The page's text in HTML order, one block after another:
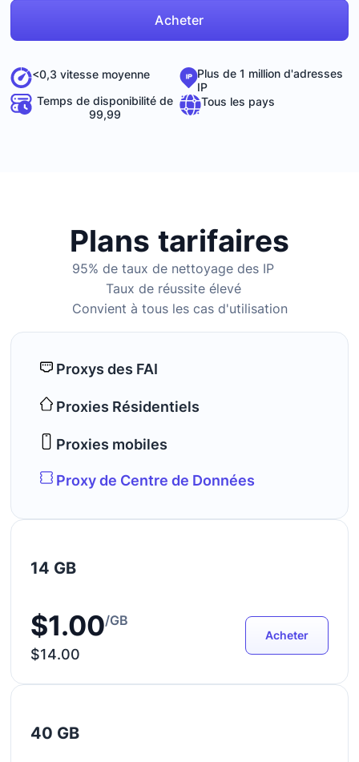
Acheter
<0,3 vitesse moyenne
Plus de 1 million d'adresses
IP
Temps de disponibilité de
99,99
Tous les pays
Plans tarifaires
95% de taux de nettoyage des IP
Taux de réussite élevé
Convient à tous les cas d'utilisation
Proxys des FAI
Proxies Résidentiels
Proxies mobiles
Proxy de Centre de Données
14 GB
$1.00/GB
$14.00
Acheter
40 GB